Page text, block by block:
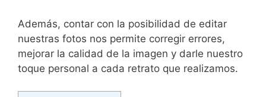
Además, contar con la posibilidad de editar
nuestras fotos​ nos permite corregir errores,
mejorar la calidad de ⁣la ⁣imagen y‍ darle nuestro
toque personal a ⁢cada​ retrato que⁣ realizamos.